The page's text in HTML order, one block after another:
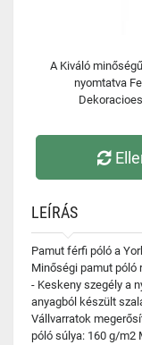
A Kiváló
nyomtatva
LEÍRÁS
Pamut férfi póló a
Minőségi pamut póló
- Keskeny szegély a
anyagból készült
Vállvarratok
póló súlya: 160 g/m2